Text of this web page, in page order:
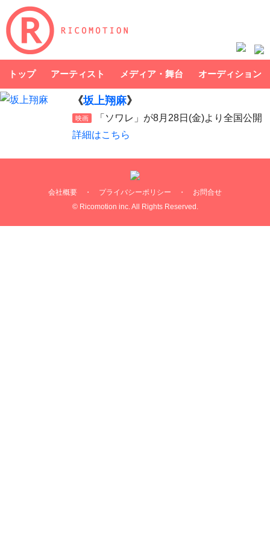
トップ アーティスト メディア・舞台 オーディション
《坂上翔麻》
映画
「ソワレ」が8月28日(金)より全国公開
詳細はこちら
会社概要 ・ プライバシーポリシー ・ お問合せ
© Ricomotion inc. All Rights Reserved.